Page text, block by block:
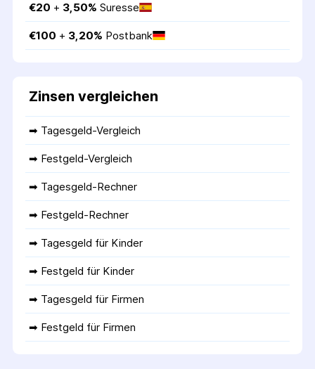
€20 + 3,50% Suresse
€100 + 3,20% Postbank
Zinsen vergleichen
➡ Tagesgeld-Vergleich
➡ Festgeld-Vergleich
➡ Tagesgeld-Rechner
➡ Festgeld-Rechner
➡ Tagesgeld für Kinder
➡ Festgeld für Kinder
➡ Tagesgeld für Firmen
➡ Festgeld für Firmen